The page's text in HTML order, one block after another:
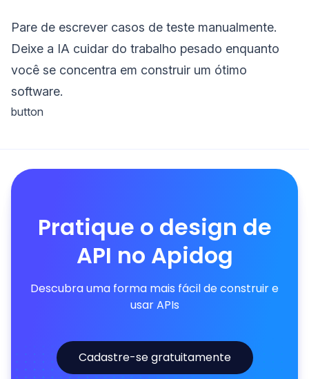
Pare de escrever casos de teste manualmente.
Deixe a IA cuidar do trabalho pesado enquanto
você se concentra em construir um ótimo
software.
button
Pratique o design de
API no Apidog
Descubra uma forma mais fácil de construir e
usar APIs
Cadastre-se gratuitamente